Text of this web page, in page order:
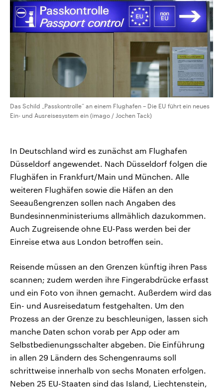
Das Schild „Passkontrolle“ an einem Flughafen – Die EU führt ein neues
Ein- und Ausreisesystem ein (imago / Jochen Tack)
In Deutschland wird es zunächst am Flughafen
Düsseldorf angewendet. Nach Düsseldorf folgen die
Flughäfen in Frankfurt/Main und München. Alle
weiteren Flughäfen sowie die Häfen an den
Seeaußengrenzen sollen nach Angaben des
Bundesinnenministeriums allmählich dazukommen.
Auch Zugreisende ohne EU-Pass werden bei der
Einreise etwa aus London betroffen sein.
Reisende müssen an den Grenzen künftig ihren Pass
scannen; zudem werden ihre Fingerabdrücke erfasst
und ein Foto von ihnen gemacht. Außerdem wird das
Ein- und Ausreisedatum festgehalten. Um den
Prozess an der Grenze zu beschleunigen, lassen sich
manche Daten schon vorab per App oder am
Selbstbedienungsschalter abgeben. Die Einführung
in allen 29 Ländern des Schengenraums soll
schrittweise innerhalb von sechs Monaten erfolgen.
Neben 25 EU-Staaten sind das Island, Liechtenstein,